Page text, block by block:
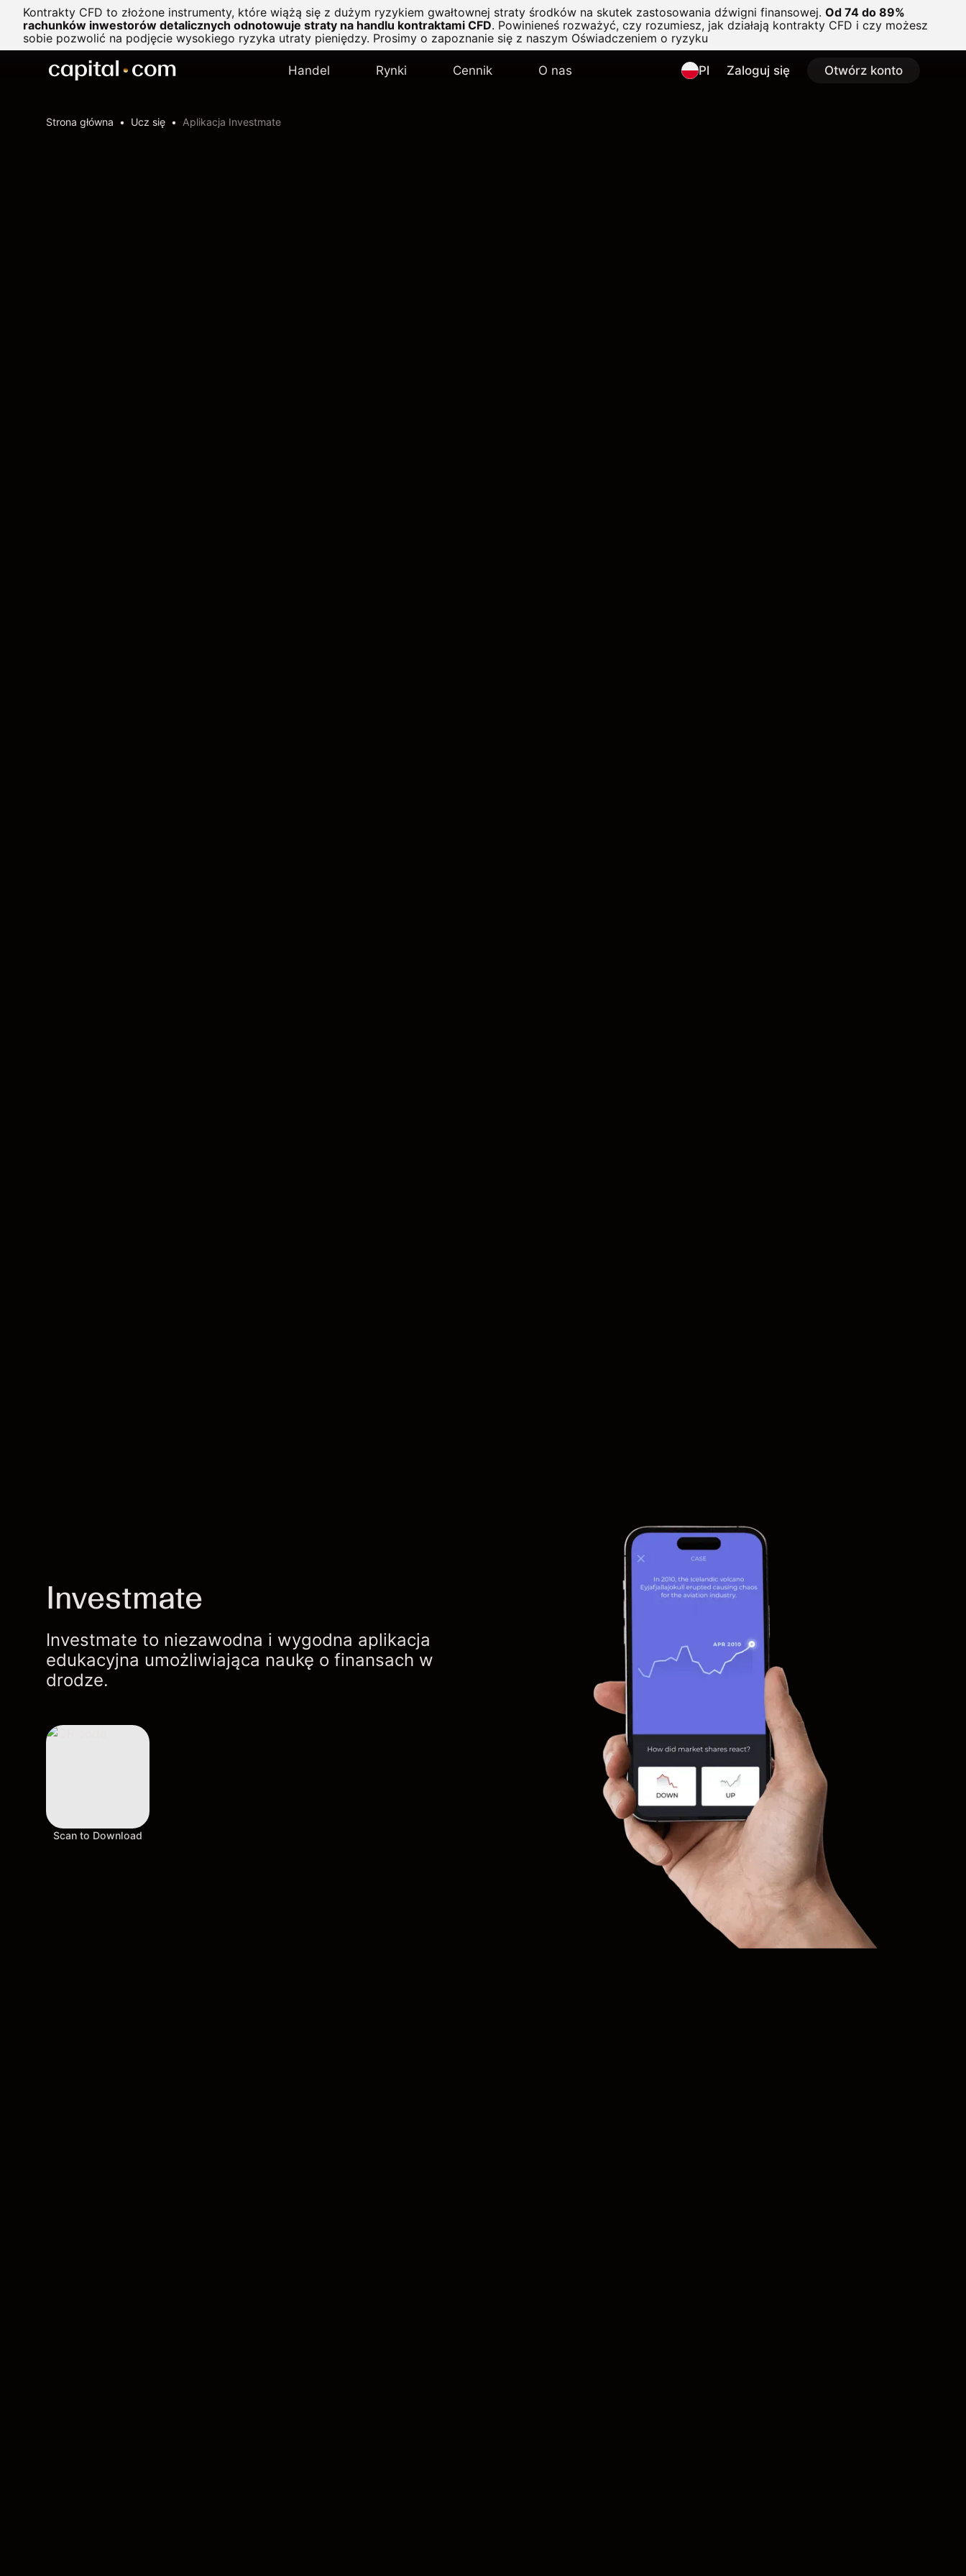
Kontrakty CFD to złożone instrumenty, które wiążą się z dużym ryzykiem gwałtownej straty środków na skutek zastosowania dźwigni finansowej. Od 74 do 89%
rachunków inwestorów detalicznych odnotowuje straty na handlu kontraktami CFD. Powinieneś rozważyć, czy rozumiesz, jak działają kontrakty CFD i czy możesz
sobie pozwolić na podjęcie wysokiego ryzyka utraty pieniędzy. Prosimy o zapoznanie się z naszym Oświadczeniem o ryzyku
Handel Rynki Cennik O nas Pl Zaloguj się Otwórz konto
Strona główna Ucz się Aplikacja Investmate
Investmate
Investmate to niezawodna i wygodna aplikacja
edukacyjna umożliwiająca naukę o finansach w
drodze.
Scan to Download